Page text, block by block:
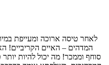
לאחר טיסה ארוכה ומעייפת
המדהים – האיים הקריביים!
סוחף וממכר! מה יכול להיות